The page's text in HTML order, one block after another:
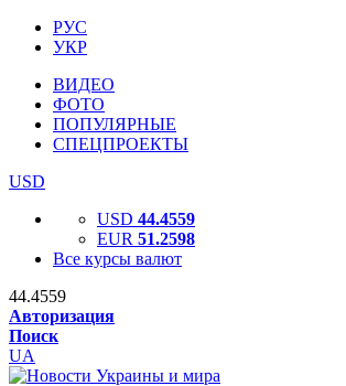
РУС
УКР
ВИДЕО
ФОТО
ПОПУЛЯРНЫЕ
СПЕЦПРОЕКТЫ
USD
USD 44.4559
EUR 51.2598
Все курсы валют
44.4559
Авторизация
Поиск
UA